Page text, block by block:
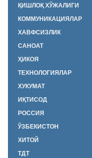
ҚИШЛОҚ ХЎЖАЛИГИ
КОММУНИКАЦИЯЛАР
ХАВФСИЗЛИК
САНОАТ
ҲИКОЯ
ТЕХНОЛОГИЯЛАР
ХУКУМАТ
ИҚТИСОД
РОССИЯ
ЎЗБЕКИСТОН
ХИТОЙ
ТДТ